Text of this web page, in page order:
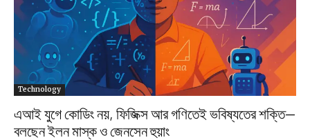
Technology
এআই যুগে কোডিং নয়, ফিজিক্স আর গণিতেই ভবিষ্যতের শক্তি—
বলছেন ইলন মাস্ক ও জেনসেন হুয়াং